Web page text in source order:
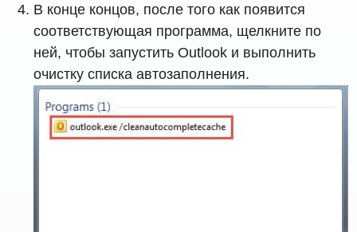
В конце концов, после того как появится
соответствующая программа, щелкните по
ней, чтобы запустить Outlook и выполнить
очистку списка автозаполнения.